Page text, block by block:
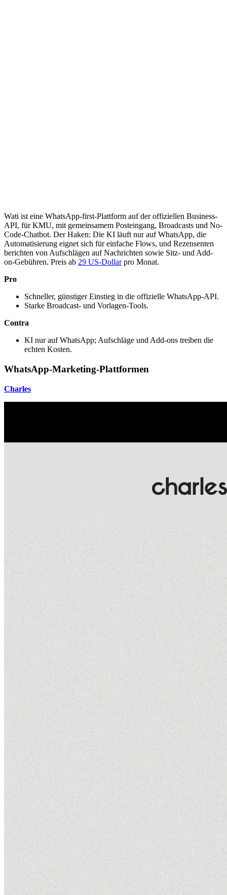
Wati ist eine WhatsApp-first-Plattform auf der offiziellen Business-
API, für KMU, mit gemeinsamem Posteingang, Broadcasts und No-
Code-Chatbot. Der Haken: Die KI läuft nur auf WhatsApp, die
Automatisierung eignet sich für einfache Flows, und Rezensenten
berichten von Aufschlägen auf Nachrichten sowie Sitz- und Add-
on-Gebühren. Preis ab 29 US-Dollarpro Monat.
Pro
Schneller, günstiger Einstieg in die offizielle WhatsApp-API.
Starke Broadcast- und Vorlagen-Tools.
Contra
KI nur auf WhatsApp; Aufschläge und Add-ons treiben die
echten Kosten.
WhatsApp-Marketing-Plattformen
Charles